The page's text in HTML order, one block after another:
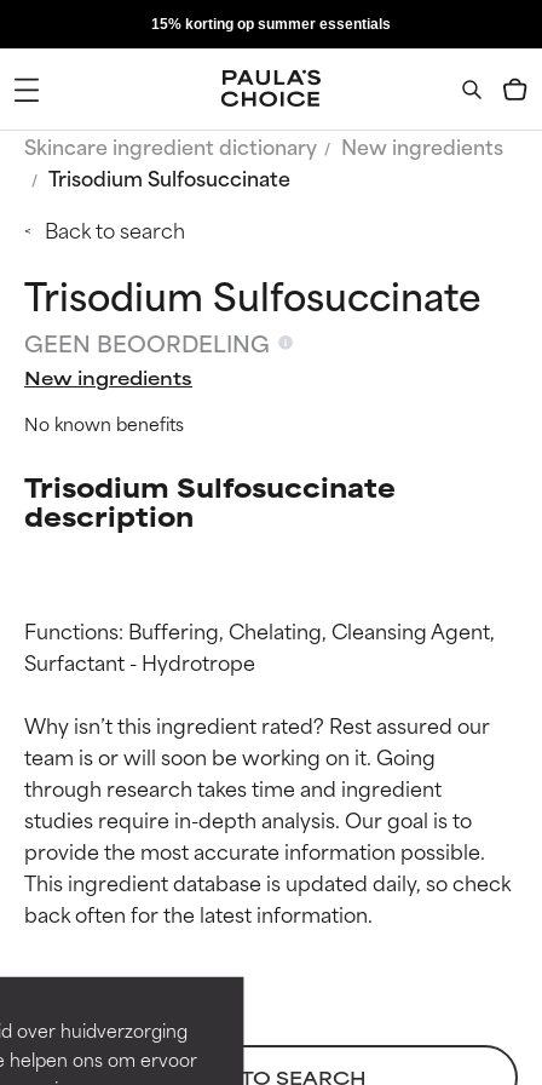
over huidverzorging
helpen ons om ervoor
15% korting op summer essentials
Skincare ingredient dictionary
New ingredients
Trisodium Sulfosuccinate
Back to search
Trisodium Sulfosuccinate
GEEN BEOORDELING
New ingredients
No known benefits
Trisodium Sulfosuccinate
description
Functions: Buffering, Chelating, Cleansing Agent,
Surfactant - Hydrotrope
Why isn’t this ingredient rated? Rest assured our
team is or will soon be working on it. Going
through research takes time and ingredient
studies require in-depth analysis. Our goal is to
provide the most accurate information possible.
This ingredient database is updated daily, so check
BACK TO SEARCH
Beoordelingen van
ingrediënten
Bewezen en ondersteund door
onafhankelijk onderzoek.
Uitstekend actief ingrediënt
Beoordelingen van
ingrediënten
Bewezen en ondersteund door
onafhankelijk onderzoek.
Uitstekend actief ingrediënt